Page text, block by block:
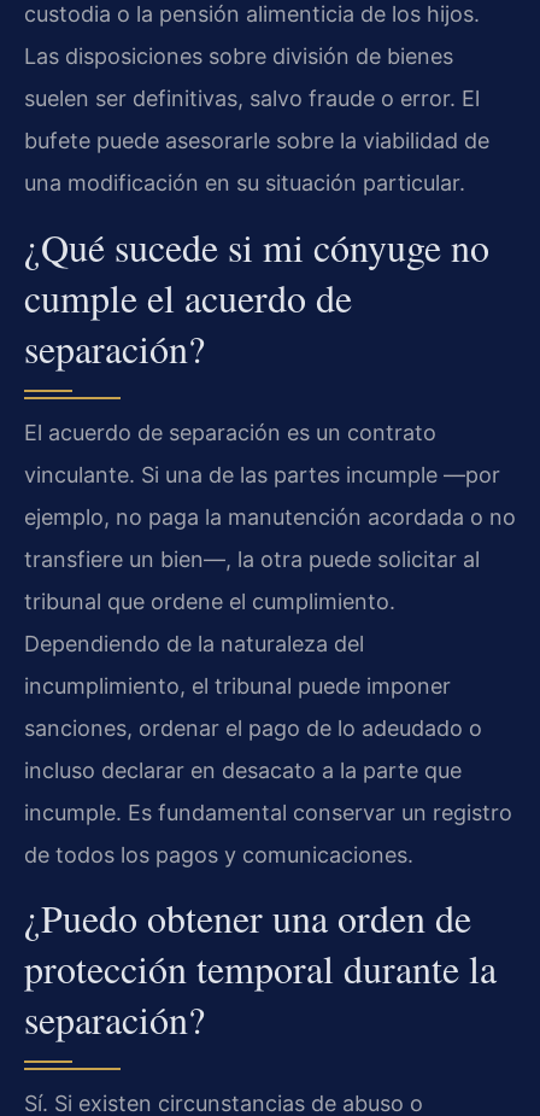
custodia o la pensión alimenticia de los hijos.
Las disposiciones sobre división de bienes
suelen ser definitivas, salvo fraude o error. El
bufete puede asesorarle sobre la viabilidad de
una modificación en su situación particular.
¿Qué sucede si mi cónyuge no
cumple el acuerdo de
separación?
El acuerdo de separación es un contrato
vinculante. Si una de las partes incumple —por
ejemplo, no paga la manutención acordada o no
transfiere un bien—, la otra puede solicitar al
tribunal que ordene el cumplimiento.
Dependiendo de la naturaleza del
incumplimiento, el tribunal puede imponer
sanciones, ordenar el pago de lo adeudado o
incluso declarar en desacato a la parte que
incumple. Es fundamental conservar un registro
de todos los pagos y comunicaciones.
¿Puedo obtener una orden de
protección temporal durante la
separación?
Sí. Si existen circunstancias de abuso o